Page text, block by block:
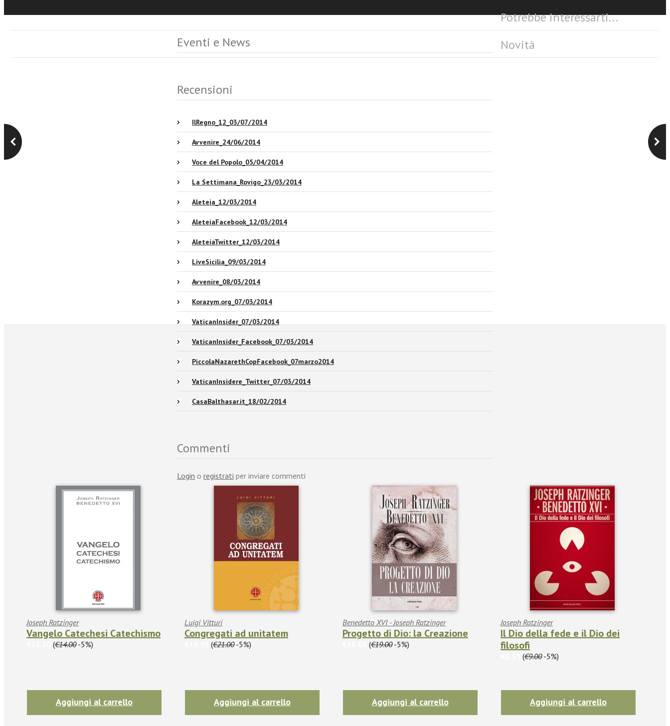
Eventi e News
Recensioni
IlRegno_12_03/07/2014
Avvenire_24/06/2014
Voce del Popolo_05/04/2014
La Settimana_Rovigo_23/03/2014
Aleteia_12/03/2014
AleteiaFacebook_12/03/2014
AleteiaTwitter_12/03/2014
LiveSicilia_09/03/2014
Avvenire_08/03/2014
Korazym.org_07/03/2014
VaticanInsider_07/03/2014
VaticanInsider_Facebook_07/03/2014
PiccolaNazarethCopFacebook_07marzo2014
VaticanInsidere_Twitter_07/03/2014
CasaBalthasar.it_18/02/2014
Commenti
Login o registrati per inviare commenti
Potrebbe interessarti...
Joseph Ratzinger
Vangelo Catechesi Catechismo
(€14.00-5%)
Aggiungi al carrello
Luigi Vitturi
Congregati ad unitatem
(€21.00-5%)
Aggiungi al carrello
Benedetto XVI - Joseph Ratzinger
Progetto di Dio: la Creazione
(€19.00-5%)
Aggiungi al carrello
Joseph Ratzinger
Il Dio della fede e il Dio dei
filosofi
(€9.00-5%)
Aggiungi al carrello
Novità